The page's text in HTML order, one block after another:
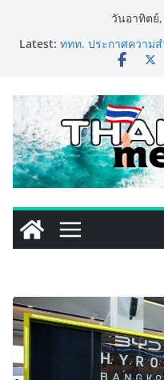
วันอาทิตย์
Latest: ททท. ประกาศความส
5 ผนึก 9 พันธมิตร ขั
เหิงลี่ แมนูแฟคเจอริ่
แห่งใหม่ในชลบุรี เดิ
ออกเฉียงใต้ เสริมแ
LORDNINE จัดศึกค
“Rise of the Tenth
ฉลองเซิร์ฟเวอร์ใหม่
PIPPER
แห้งสัตว์เลี้ยง ชูนวัต
เลียขนได้ ปลอดภัย ไ
เริ่มแล้ว! อ.ต.ก.แฟร์
ไทย สู่ใจกลางมหาน